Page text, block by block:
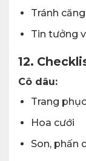
Tránh
Tin tưởng
12.
Cô dâu:
Trang
Hoa cưới
Son, phấn